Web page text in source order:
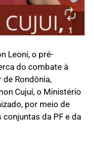
Leoni, o pré-
do combate à
Rondônia,
Cujuí, o Ministério
por meio de
da PF e da